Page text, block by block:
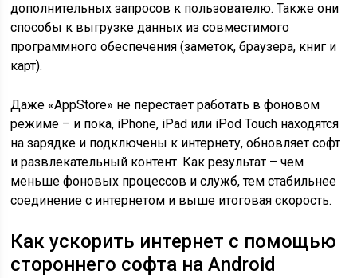
дополнительных запросов к пользователю. Также они
способы к выгрузке данных из совместимого
программного обеспечения (заметок, браузера, книг и
карт).
Даже «AppStore» не перестает работать в фоновом
режиме – и пока, iPhone, iPad или iPod Touch находятся
на зарядке и подключены к интернету, обновляет софт
и развлекательный контент. Как результат – чем
меньше фоновых процессов и служб, тем стабильнее
соединение с интернетом и выше итоговая скорость.
Как ускорить интернет с помощью
стороннего софта на Android